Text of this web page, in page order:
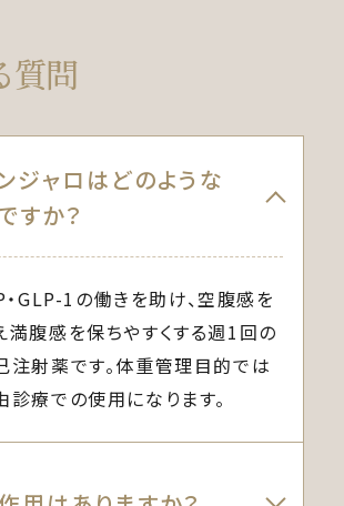
質問
ジャロはどのような
すか？
GLP-1の働きを助け、空腹感を
満腹感を保ちやすくする週1回の
注射薬です。体重管理目的では
診療での使用になります。